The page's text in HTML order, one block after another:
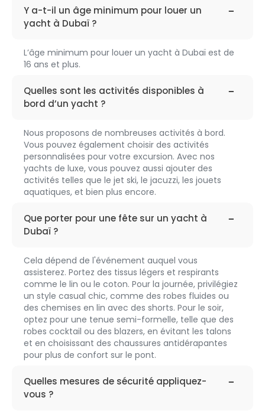
200Y a-t-il un âge minimum pour louer un
yacht à Dubaï ?
L’âge minimum pour louer un yacht à Dubaï est de
16 ans et plus.
201Quelles sont les activités disponibles à
bord d’un yacht ?
Nous proposons de nombreuses activités à bord.
Vous pouvez également choisir des activités
personnalisées pour votre excursion. Avec nos
yachts de luxe, vous pouvez aussi ajouter des
activités telles que le jet ski, le jacuzzi, les jouets
aquatiques, et bien plus encore.
202Que porter pour une fête sur un yacht à
Dubaï ?
Cela dépend de l'événement auquel vous
assisterez. Portez des tissus légers et respirants
comme le lin ou le coton. Pour la journée, privilégiez
un style casual chic, comme des robes fluides ou
des chemises en lin avec des shorts. Pour le soir,
optez pour une tenue semi-formelle, telle que des
robes cocktail ou des blazers, en évitant les talons
et en choisissant des chaussures antidérapantes
pour plus de confort sur le pont.
203Quelles mesures de sécurité appliquez-
vous ?